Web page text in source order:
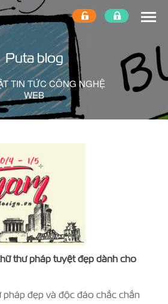
Puta blog
TIN TỨC CÔNG NGHỆ
WEB
thư pháp tuyệt đẹp dành cho
đẹp và độc đáo chắc chắn